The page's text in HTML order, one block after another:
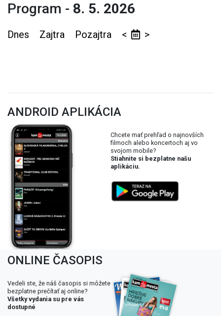
Program - 8. 5. 2026
Dnes Zajtra Pozajtra < >
ANDROID APLIKÁCIA
Chcete mať prehľad o najnovších
filmoch alebo koncertoch aj vo
svojom mobile?
Stiahnite si bezplatne našu
aplikáciu.
ONLINE ČASOPIS
Vedeli ste, že náš časopis si môžete
bezplatne prečítať aj online?
Všetky vydania su pre vás
dostupné